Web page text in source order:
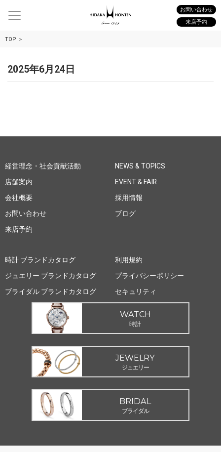
お問い合わせ
来店予約
TOP
2025年6月24日
経営理念・社会貢献活動
店舗案内
会社概要
お問い合わせ
来店予約
NEWS & TOPICS
EVENT & FAIR
採用情報
ブログ
時計 ブランドカタログ
ジュエリー ブランドカタログ
ブライダル ブランドカタログ
利用規約
プライバシーポリシー
セキュリティ
WATCH
時計
JEWELRY
ジュエリー
BRIDAL
ブライダル